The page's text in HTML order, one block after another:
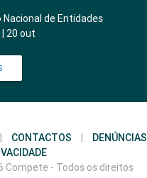
Nacional de Entidades
20 out
CONTACTOS DENÚNCIAS
Compete - Todos os direitos